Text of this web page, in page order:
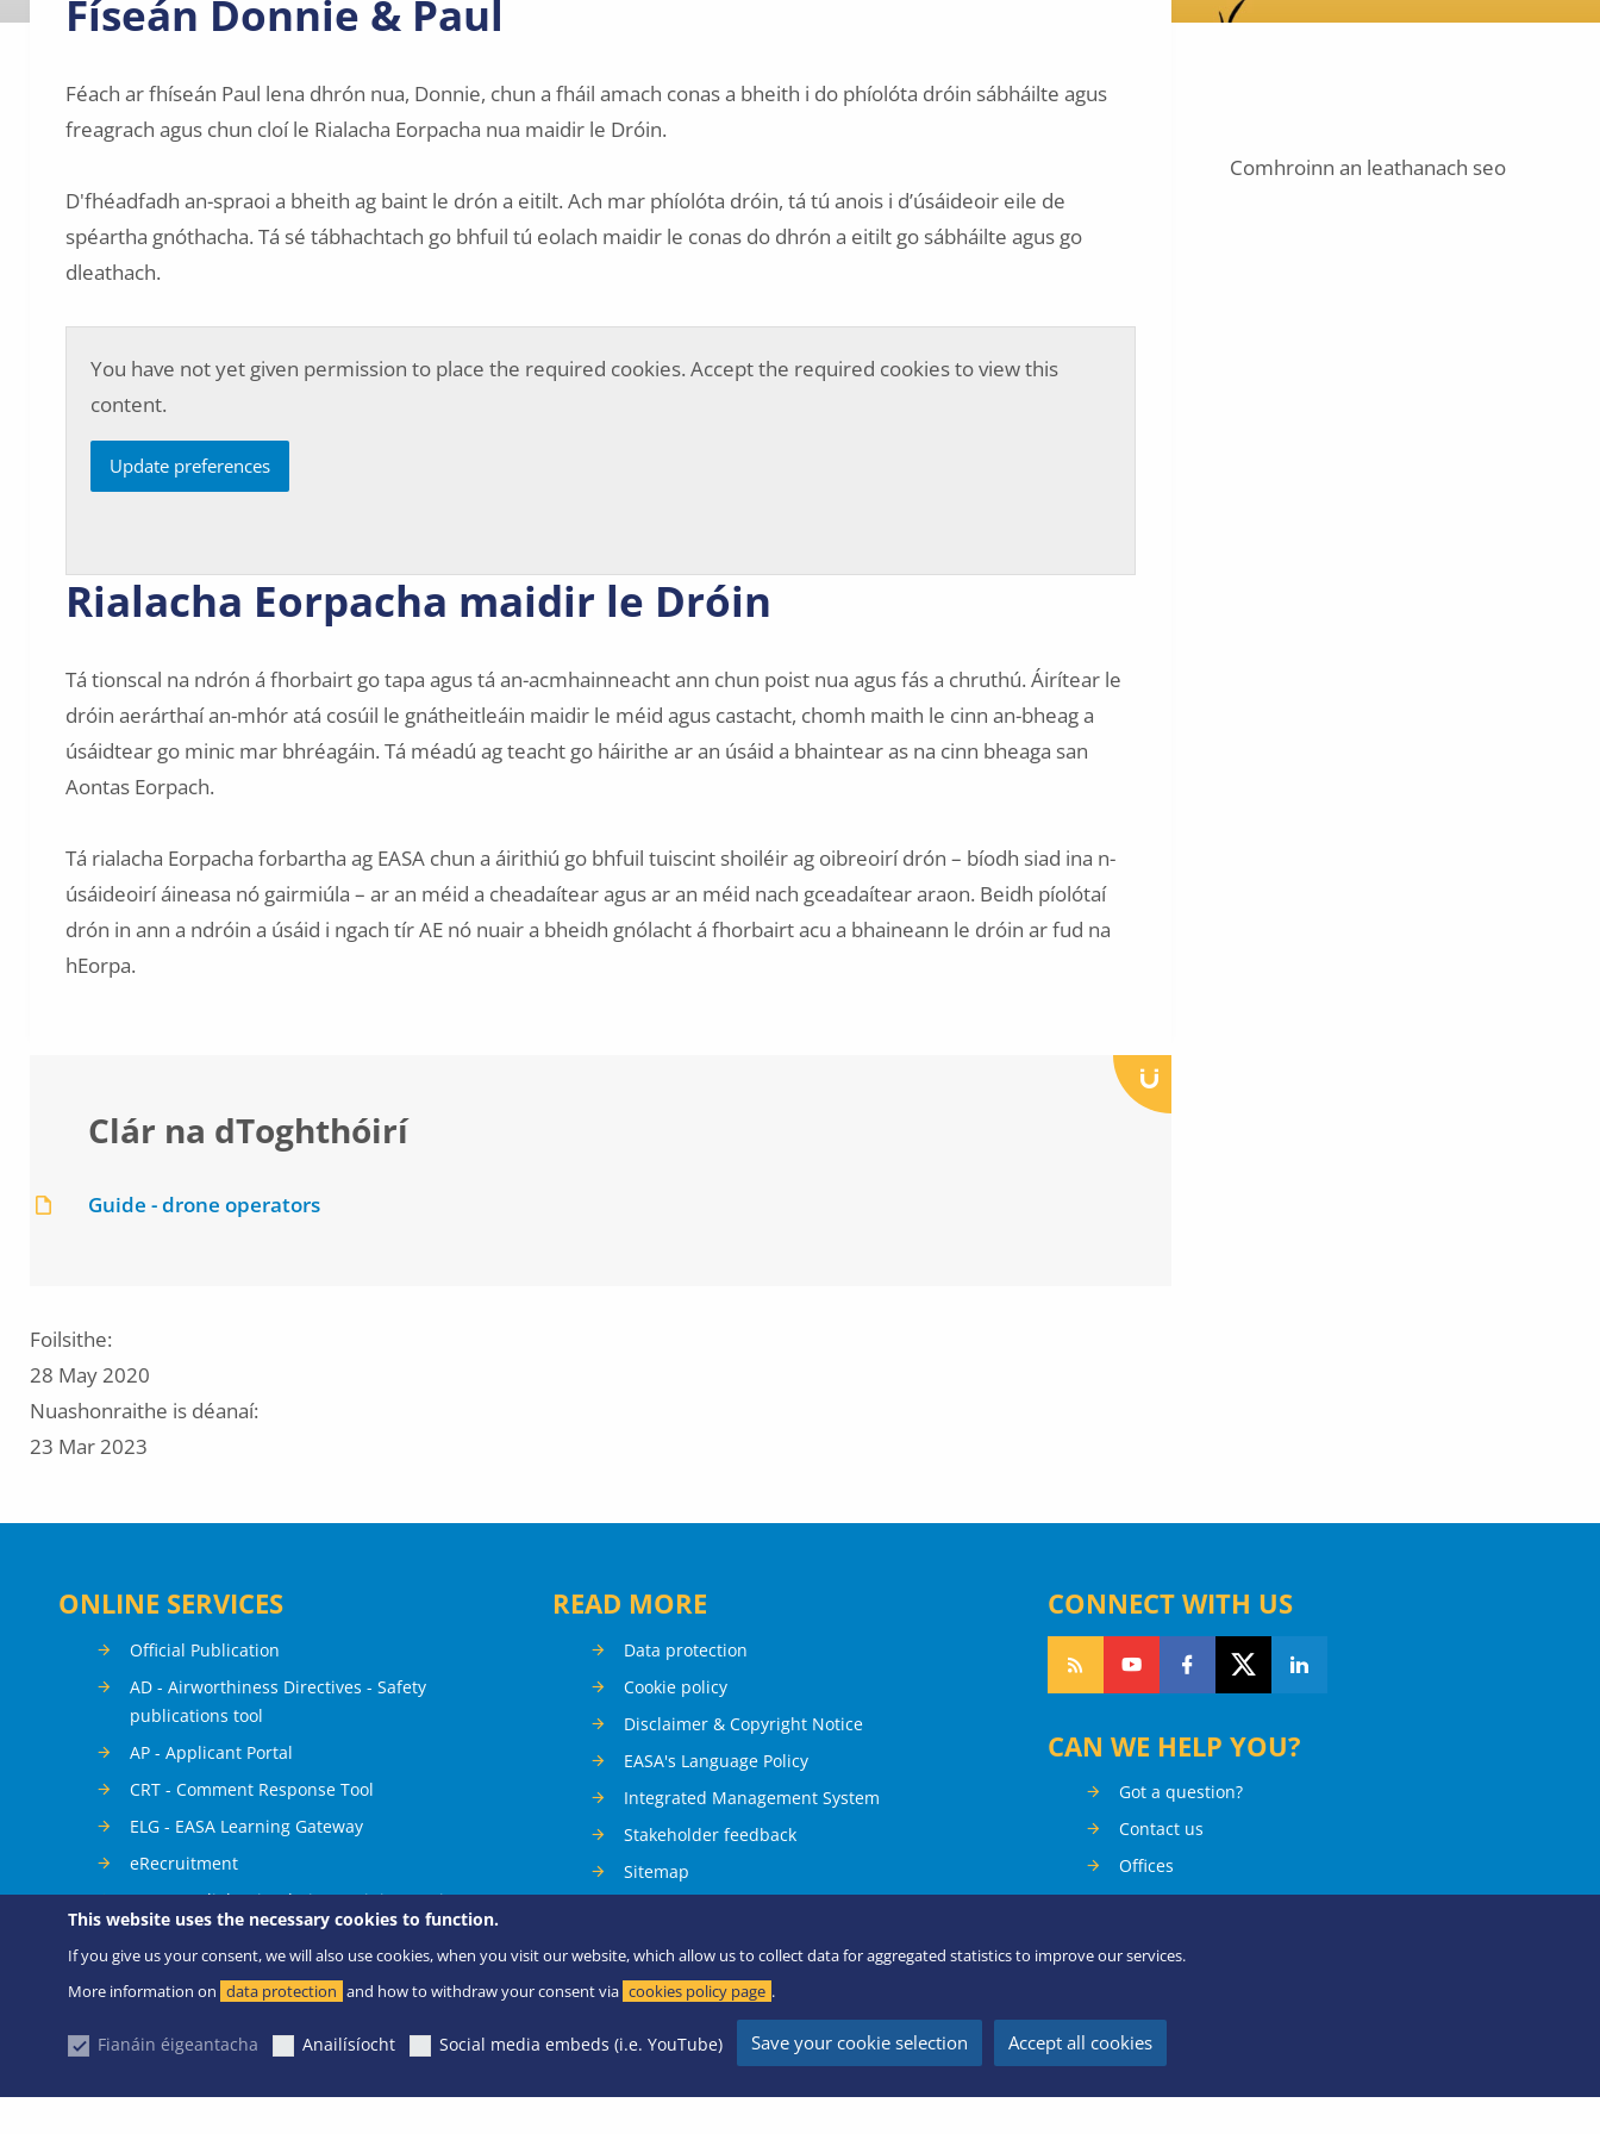
This website uses the necessary cookies to function.
If you give us your consent, we will also use cookies, when you visit our website, which allow us to collect data for aggregated statistics to improve our services.
More information on data protection and how to withdraw your consent via cookies policy page .
Fianáin éigeantacha Anailísíocht Social media embeds (i.e. YouTube) Save your cookie selection Accept all cookies
Comhroinn an leathanach seo
Físeán Donnie & Paul
Féach ar fhíseán Paul lena dhrón nua, Donnie, chun a fháil amach conas a bheith i do phíolóta dróin sábháilte agus
freagrach agus chun cloí le Rialacha Eorpacha nua maidir le Dróin.
D'fhéadfadh an-spraoi a bheith ag baint le drón a eitilt. Ach mar phíolóta dróin, tá tú anois i d’úsáideoir eile de
spéartha gnóthacha. Tá sé tábhachtach go bhfuil tú eolach maidir le conas do dhrón a eitilt go sábháilte agus go
dleathach.
You have not yet given permission to place the required cookies. Accept the required cookies to view this
content.
Update preferences
Rialacha Eorpacha maidir le Dróin
Tá tionscal na ndrón á fhorbairt go tapa agus tá an-acmhainneacht ann chun poist nua agus fás a chruthú. Áirítear le
dróin aerárthaí an-mhór atá cosúil le gnátheitleáin maidir le méid agus castacht, chomh maith le cinn an-bheag a
úsáidtear go minic mar bhréagáin. Tá méadú ag teacht go háirithe ar an úsáid a bhaintear as na cinn bheaga san
Aontas Eorpach.
Tá rialacha Eorpacha forbartha ag EASA chun a áirithiú go bhfuil tuiscint shoiléir ag oibreoirí drón – bíodh siad ina n-
úsáideoirí áineasa nó gairmiúla – ar an méid a cheadaítear agus ar an méid nach gceadaítear araon. Beidh píolótaí
drón in ann a ndróin a úsáid i ngach tír AE nó nuair a bheidh gnólacht á fhorbairt acu a bhaineann le dróin ar fud na
hEorpa.
Clár na dToghthóirí
Guide - drone operators
Foilsithe:
28 May 2020
Nuashonraithe is déanaí:
23 Mar 2023
ONLINE SERVICES
Official Publication
AD - Airworthiness Directives - Safety
publications tool
AP - Applicant Portal
CRT - Comment Response Tool
ELG - EASA Learning Gateway
eRecruitment
FSTDIS - Flight Simulation Training Devices
Information System
Occurrence Reporting
SIS - Standardisation Information System
SIB – Safety Information Bulletins
READ MORE
Data protection
Cookie policy
Disclaimer & Copyright Notice
EASA's Language Policy
Integrated Management System
Stakeholder feedback
Sitemap
CONNECT WITH US
CAN WE HELP YOU?
Got a question?
Contact us
Offices
© European Union Aviation Safety Agency 2026 An Agency of the European Union